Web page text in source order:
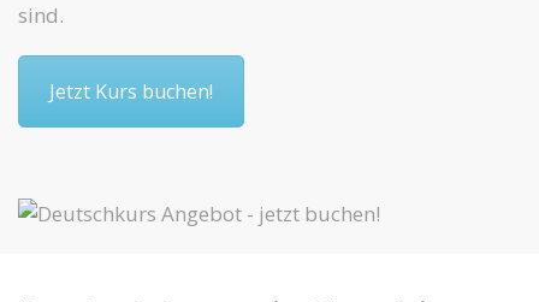
sind.
Jetzt Kurs buchen!